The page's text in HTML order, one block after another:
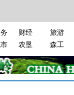
财经
农垦
旅游
森工